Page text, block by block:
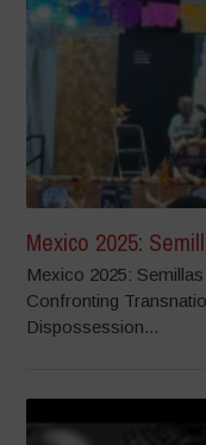
Mexico 2025:
Mexico 2025:
Confronting
Dispossession...